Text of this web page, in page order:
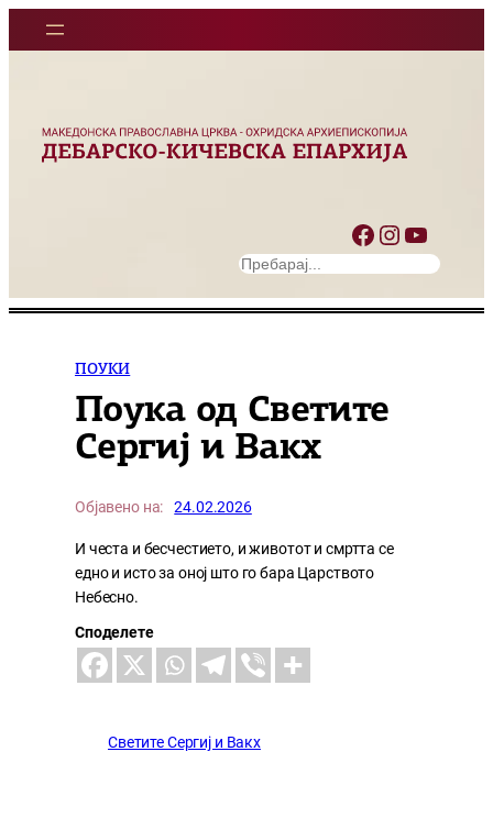
Facebook Instagram YouTube
S
a
ПОУКИ
Поука од Светите
Сергиј и Вакх
Објавено на: 24.02.2026
И честа и бесчестието, и животот и смртта се
едно и исто за оној што го бара Царството
Небесно.
Споделете
Светите Сергиј и Вакх